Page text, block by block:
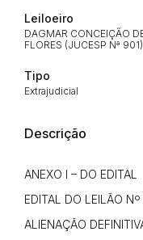
Leiloeiro
DAGMAR CONCEIÇÃO
FLORES (JUCESP Nª 901)
Tipo
Extrajudicial
Descrição
ANEXO I – DO EDITAL
EDITAL DO LEILÃO
ALIENAÇÃO